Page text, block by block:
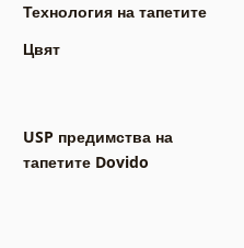
Технология на тапетите
Цвят
USP предимства на
тапетите Dovido